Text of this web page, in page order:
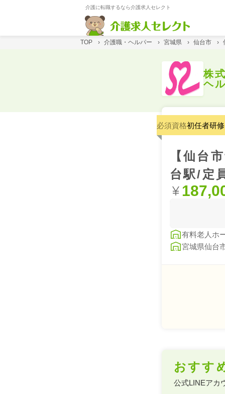
介護に転職するなら介護求人セレクト
TOP › 介護職・ヘルパー › 宮城県 › 仙台市 ›
株
ヘ
必須資格初任者研
【仙台
台駅/定
有料老人ホ
宮城県仙台
おすす
公式LINEアカ